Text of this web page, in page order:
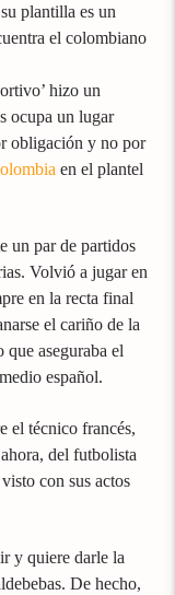
plantilla es un
el colombiano
hizo un
ocupa un lugar
obligación y no por
en el plantel
un par de partidos
Volvió a jugar en
en la recta final
el cariño de la
aseguraba el
español.
el técnico francés,
del futbolista
con sus actos
y quiere darle la
De hecho,